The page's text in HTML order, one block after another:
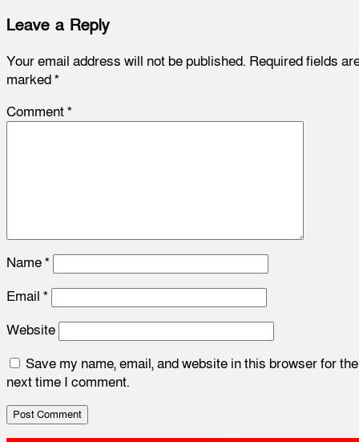
Leave a Reply
Your email address will not be published. Required fields
marked*
Comment*
Name*
Email *
Website
Save my name, email, and website in this browser for the
next time I comment.